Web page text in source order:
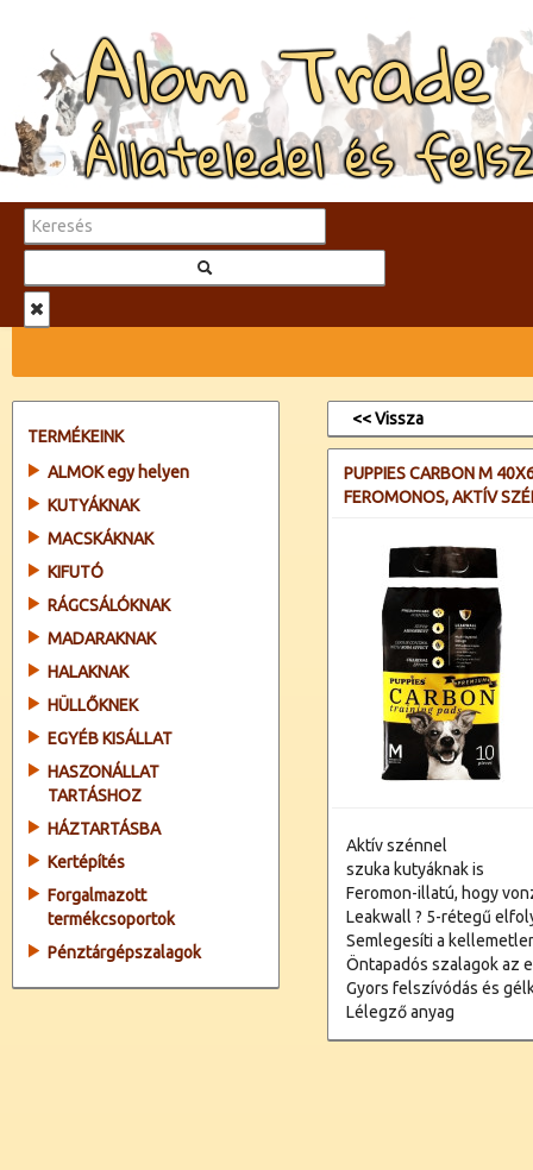
Alom Trade
Állateledel és
TERMÉKEINK
ALMOK egy helyen
KUTYÁKNAK
MACSKÁKNAK
KIFUTÓ
RÁGCSÁLÓKNAK
MADARAKNAK
HALAKNAK
HÜLLŐKNEK
EGYÉB KISÁLLAT
HASZONÁLLAT
TARTÁSHOZ
HÁZTARTÁSBA
Kertépítés
Forgalmazott
termékcsoportok
Pénztárgépszalagok
<< Vissza
PUPPIES CARBON M
FEROMONOS, AKTÍV
Aktív szénnel
szuka kutyáknak is
Feromon-illatú, hogy
Leakwall ? 5-rétegű
Semlegesíti a
Öntapadós szalagok az
Gyors felszívódás és
Lélegző anyag